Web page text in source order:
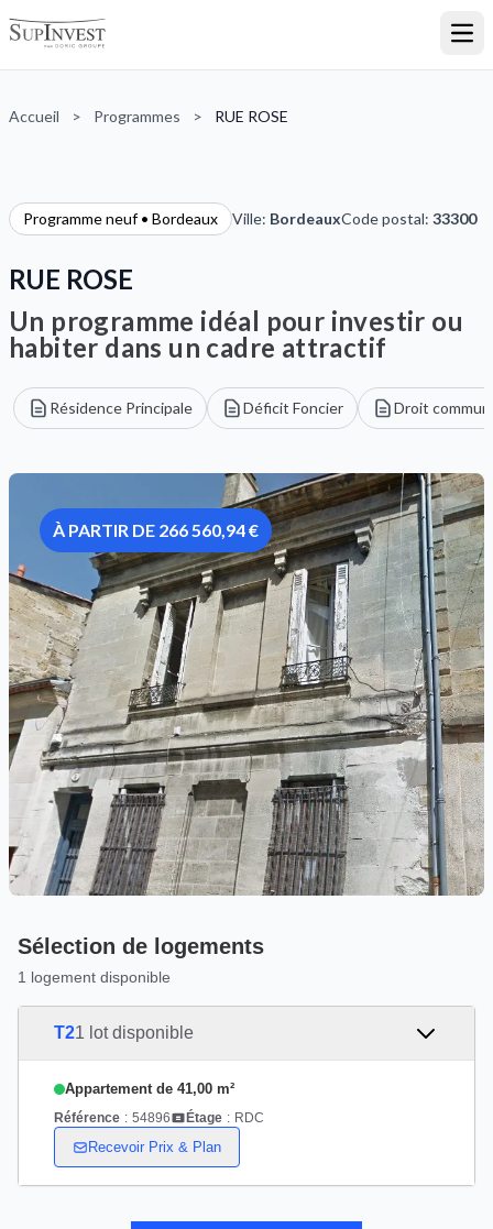
Accueil > Programmes > RUE ROSE
Programme neuf • Bordeaux Ville: BordeauxCode postal: 33300
RUE ROSE
Un programme idéal pour investir ou
habiter dans un cadre attractif
Résidence Principale Déficit Foncier Droit commun
À PARTIR DE 266 560,94 €
Sélection de logements
1 logement disponible
T21 lot disponible
Appartement de 41,00 m²
Référence : 54896 Étage : RDC
Recevoir Prix & Plan